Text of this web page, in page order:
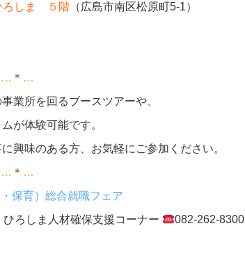
ろしま ５階 （広島市南区松原町5-1）
… ＊ …
業所を回るブースツアーや、
が体験可能です。
興味のある方、お気軽にご参加ください。
… ＊ …
・保育）総合就職フェア
ひろしま人材確保支援コーナー
082‐262-8300